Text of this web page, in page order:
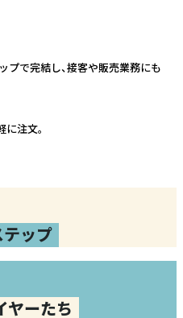
プで完結し、接客や販売業務にも
注文。
ップ
ヤーたち